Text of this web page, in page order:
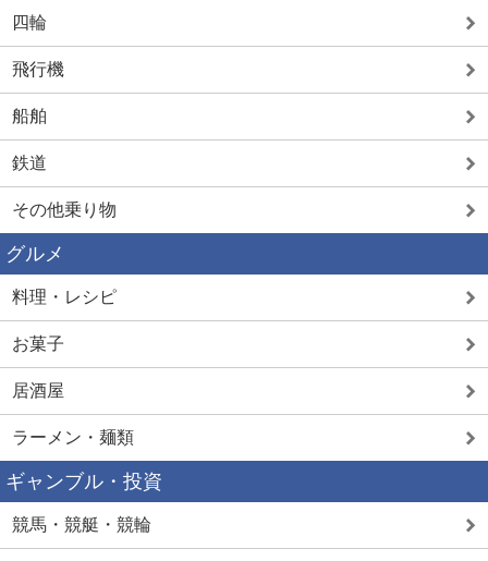
四輪
飛行機
船舶
鉄道
その他乗り物
グルメ
料理・レシピ
お菓子
居酒屋
ラーメン・麺類
ギャンブル・投資
競馬・競艇・競輪